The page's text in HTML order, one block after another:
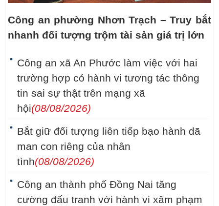
Công an phường Nhơn Trạch – Truy bắt
nhanh đối tượng trộm tài sản giá trị lớn
Công an xã An Phước làm việc với hai
trường hợp có hành vi tương tác thông
tin sai sự thật trên mạng xã
hội(08/08/2026)
Bắt giữ đối tượng liên tiếp bạo hành dã
man con riêng của nhân
tình(08/08/2026)
Công an thành phố Đồng Nai tăng
cường đấu tranh với hành vi xâm phạm